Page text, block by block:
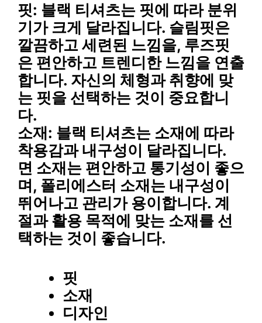
핏: 블랙 티셔츠는 핏에 따라 분위
기가 크게 달라집니다. 슬림핏은
깔끔하고 세련된 느낌을, 루즈핏
은 편안하고 트렌디한 느낌을 연출
합니다. 자신의 체형과 취향에 맞
는 핏을 선택하는 것이 중요합니
다.
소재: 블랙 티셔츠는 소재에 따라
착용감과 내구성이 달라집니다.
면 소재는 편안하고 통기성이 좋으
며, 폴리에스터 소재는 내구성이
뛰어나고 관리가 용이합니다. 계
절과 활용 목적에 맞는 소재를 선
택하는 것이 좋습니다.
핏
소재
디자인